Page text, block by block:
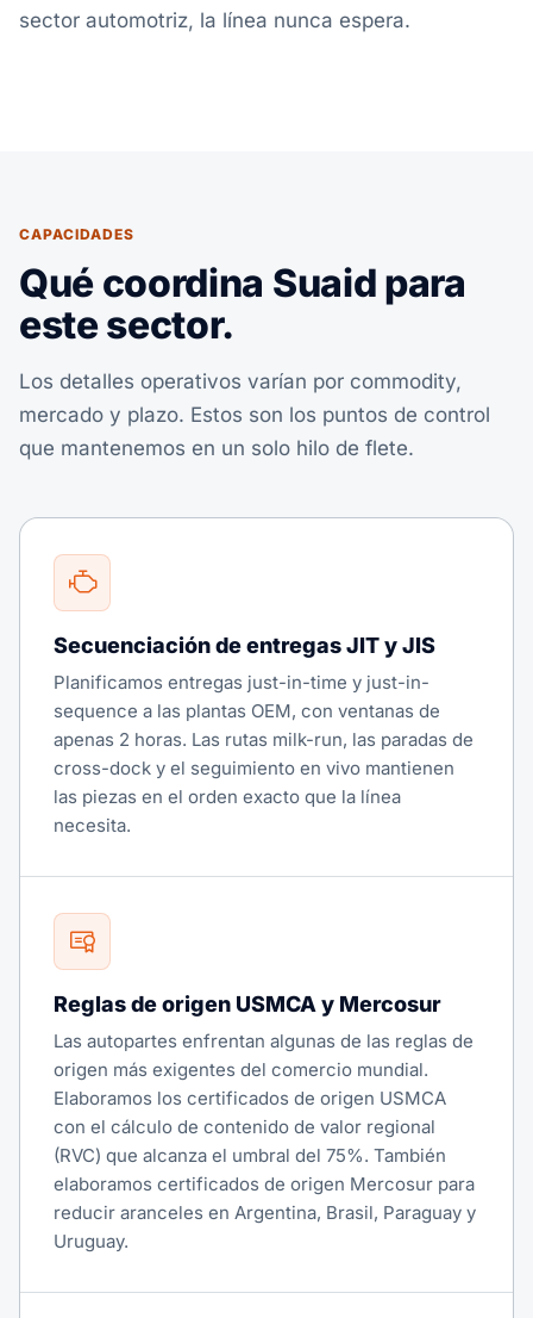
sector automotriz, la línea nunca espera.
CAPACIDADES
Qué coordina Suaid para
este sector.
Los detalles operativos varían por commodity,
mercado y plazo. Estos son los puntos de control
que mantenemos en un solo hilo de flete.
Secuenciación de entregas JIT y JIS
Planificamos entregas just-in-time y just-in-
sequence a las plantas OEM, con ventanas de
apenas 2 horas. Las rutas milk-run, las paradas de
cross-dock y el seguimiento en vivo mantienen
las piezas en el orden exacto que la línea
necesita.
Reglas de origen USMCA y Mercosur
Las autopartes enfrentan algunas de las reglas de
origen más exigentes del comercio mundial.
Elaboramos los certificados de origen USMCA
con el cálculo de contenido de valor regional
(RVC) que alcanza el umbral del 75%. También
elaboramos certificados de origen Mercosur para
reducir aranceles en Argentina, Brasil, Paraguay y
Uruguay.